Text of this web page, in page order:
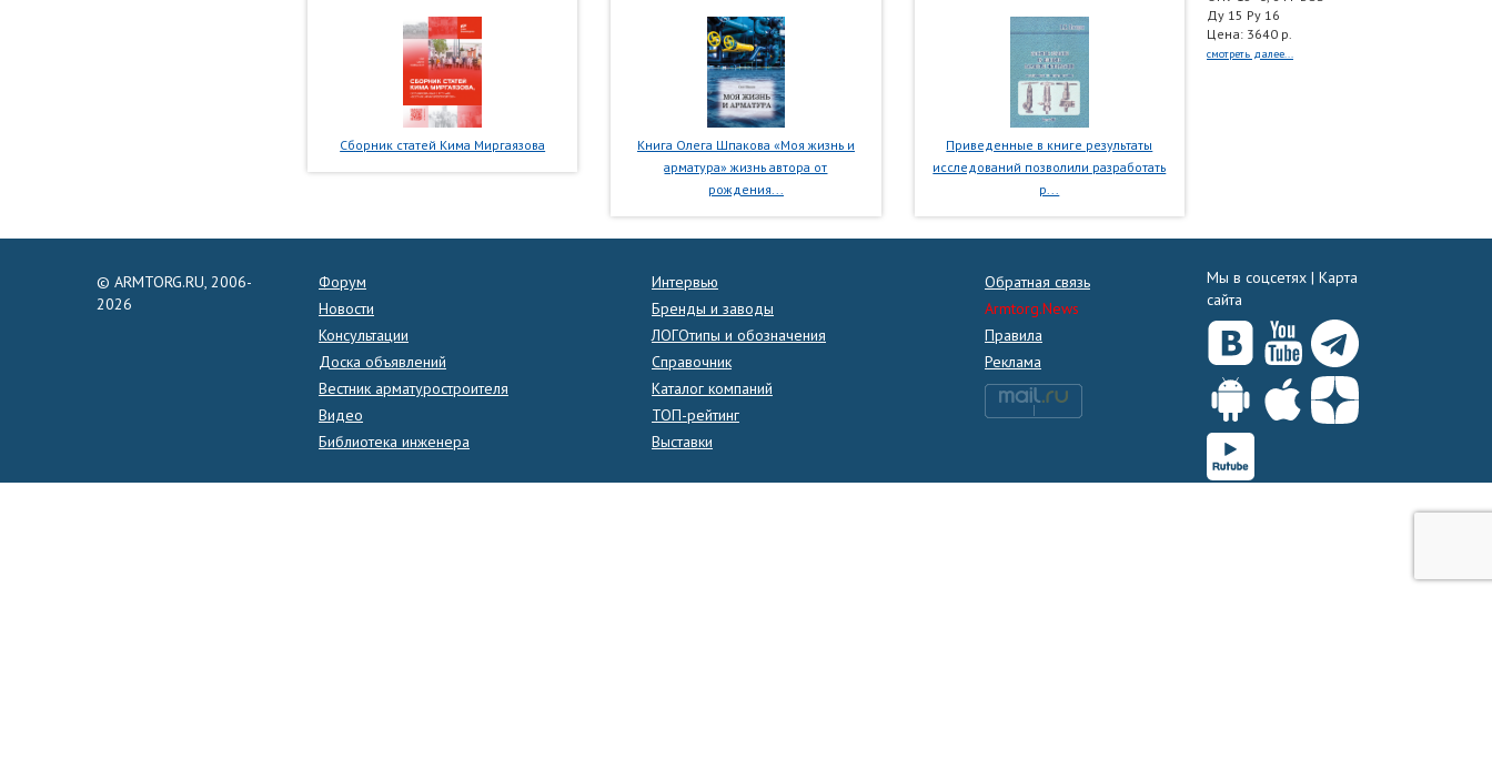
Сборник статей Кима Миргаязова
Книга Олега Шпакова «Моя жизнь и
арматура» жизнь автора от
рождения...
Приведенные в книге результаты
исследований позволили разработать
р...
Ду 15 Ру 16
Цена: 3640 р.
смотреть далее...
© ARMTORG.RU, 2006-
2026
Форум
Новости
Консультации
Доска объявлений
Вестник арматуростроителя
Видео
Библиотека инженера
Интервью
Бренды и заводы
ЛОГОтипы и обозначения
Справочник
Каталог компаний
ТОП-рейтинг
Выставки
Обратная связь
Armtorg.News
Правила
Реклама
Мы в соцсетях | Карта
сайта